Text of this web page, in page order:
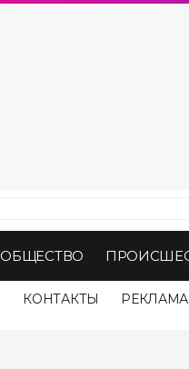
ОБЩЕСТВО
КОНТАКТЫ РЕКЛАМА